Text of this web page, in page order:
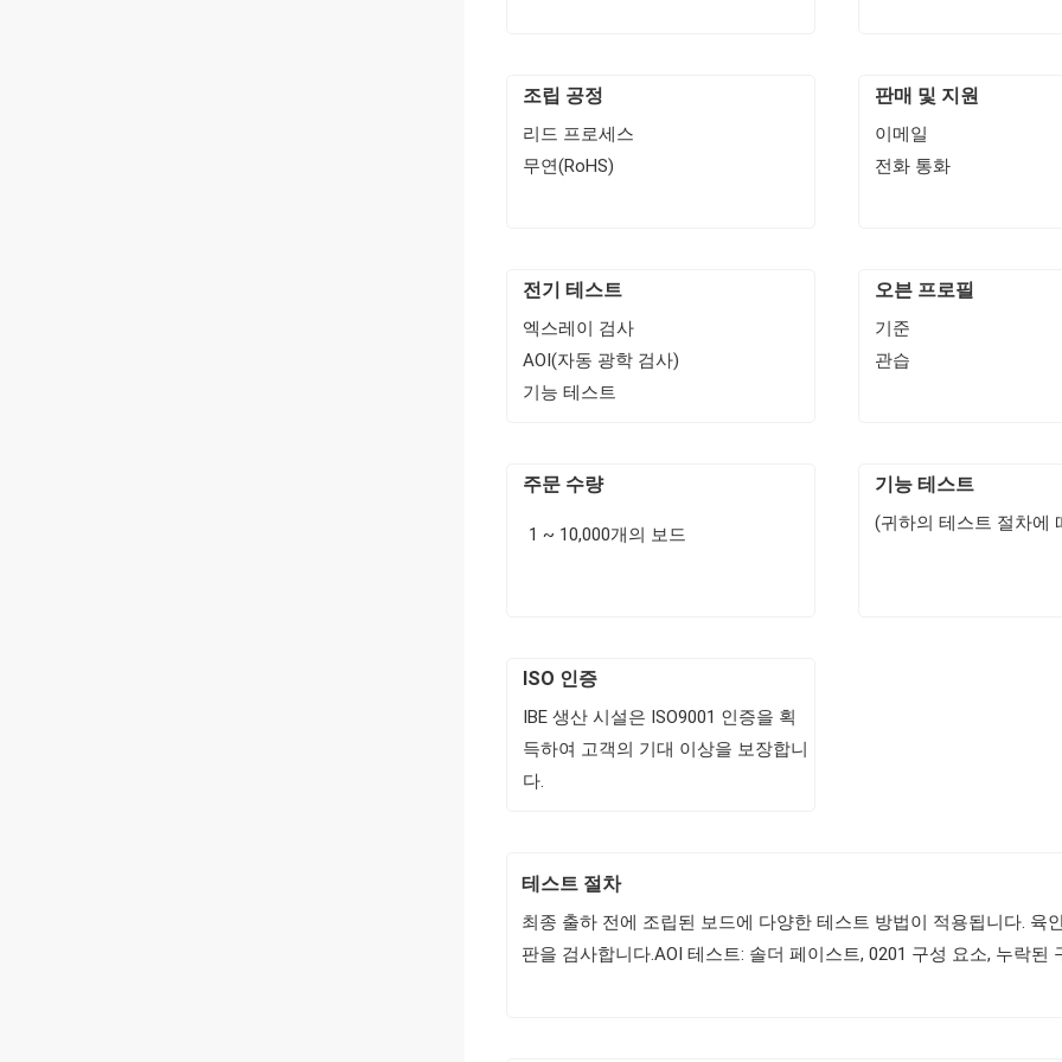
조립 공정
리드 프로세스
무연(RoHS)
판매 및 지원
이메일
전화 통화
전기 테스트
엑스레이 검사
AOI(자동 광학 검사)
기능 테스트
오븐 프로필
기준
관습
주문 수량
1 ~ 10,000개의 보드
기능 테스트
(귀하의 테스트 절차에
ISO 인증
IBE 생산 시설은 ISO9001 인증을 획
득하여 고객의 기대 이상을 보장합니
다.
테스트 절차
최종 출하 전에 조립된 보드에 다양한 테스트 방법이 적용됩니다. 육
판을 검사합니다.AOI 테스트: 솔더 페이스트, 0201 구성 요소, 누락